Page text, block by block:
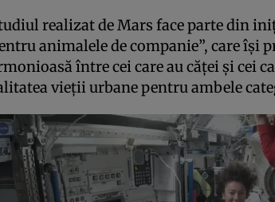
realizat de Mars face parte din
animalele de companie”, care își
între cei care au căței și cei
vieții urbane pentru ambele